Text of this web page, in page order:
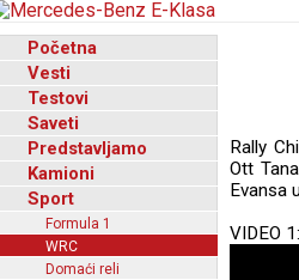
Početna
Vesti
Testovi
Saveti
Predstavljamo
Kamioni
Sport
Formula 1
WRC
Domaći reli
Rally
Ott
Evansa
VIDEO 1: